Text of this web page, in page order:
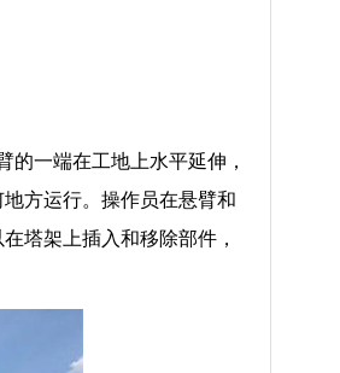
一端在工地上水平延伸，
方运行。操作员在悬臂和
塔架上插入和移除部件，